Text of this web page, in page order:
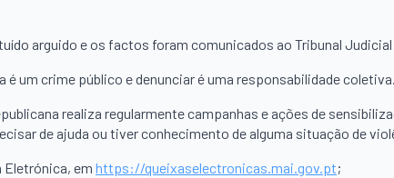
arguido e os factos foram comunicados ao Tribunal Judicial
é um crime público e denunciar é uma responsabilidade coletiva.
realiza regularmente campanhas e ações de
de ajuda ou tiver conhecimento de alguma situação de
Eletrónica, em https://queixaselectronicas.mai.gov.pt;